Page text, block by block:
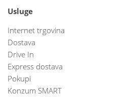
Usluge
Internet trgovina
Dostava
Drive In
Express dostava
Pokupi
Konzum SMART